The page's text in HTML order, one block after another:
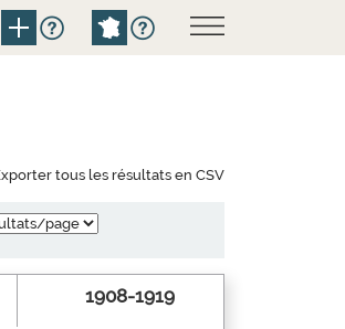
tous les résultats en CSV
1908-1919